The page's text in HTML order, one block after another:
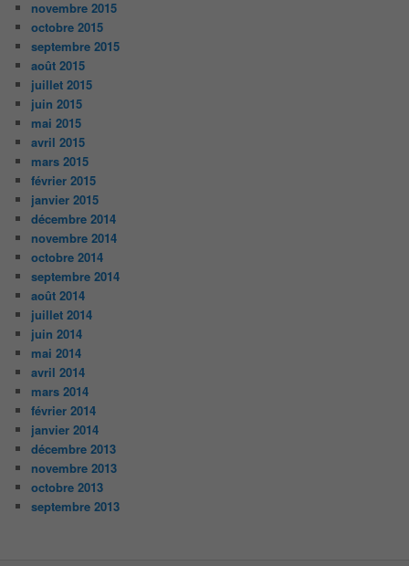
novembre 2015
octobre 2015
septembre 2015
août 2015
juillet 2015
juin 2015
mai 2015
avril 2015
mars 2015
février 2015
janvier 2015
décembre 2014
novembre 2014
octobre 2014
septembre 2014
août 2014
juillet 2014
juin 2014
mai 2014
avril 2014
mars 2014
février 2014
janvier 2014
décembre 2013
novembre 2013
octobre 2013
septembre 2013